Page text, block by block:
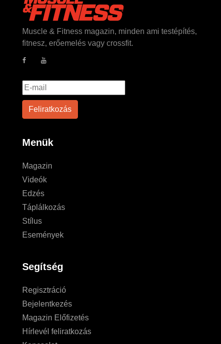
Muscle & Fitness magazin, minden ami testépítés,
fitnesz, erőemelés vagy crossfit.
Menük
Magazin
Videók
Edzés
Táplálkozás
Stílus
Események
Segítség
Regisztráció
Bejelentkezés
Magazin Előfizetés
Hírlevél feliratkozás